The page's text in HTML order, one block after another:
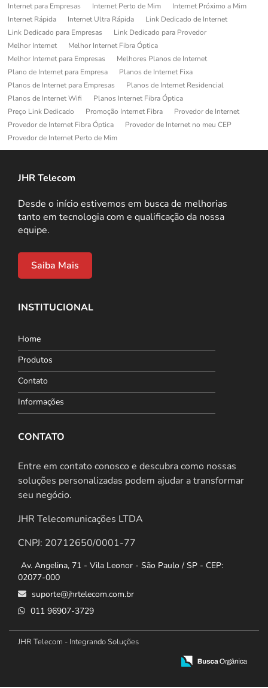
Internet para Empresas
Internet Perto de Mim
Internet Próximo a Mim
Internet Rápida
Internet Ultra Rápida
Link Dedicado de Internet
Link Dedicado para Empresas
Link Dedicado para Provedor
Melhor Internet
Melhor Internet Fibra Óptica
Melhor Internet para Empresas
Melhores Planos de Internet
Plano de Internet para Empresa
Planos de Internet Fixa
Planos de Internet para Empresas
Planos de Internet Residencial
Planos de Internet Wifi
Planos Internet Fibra Óptica
Preço Link Dedicado
Promoção Internet Fibra
Provedor de Internet
Provedor de Internet Fibra Óptica
Provedor de Internet no meu CEP
Provedor de Internet Perto de Mim
JHR Telecom
Desde o início estivemos em busca de melhorias
tanto em tecnologia com e qualificação da nossa
equipe.
Saiba Mais
INSTITUCIONAL
Home
Produtos
Contato
Informações
CONTATO
Entre em contato conosco e descubra como nossas
soluções personalizadas podem ajudar a transformar
seu negócio.
JHR Telecomunicações LTDA
CNPJ: 20712650/0001-77
Av. Angelina, 71 - Vila Leonor - São Paulo / SP - CEP:
02077-000
suporte@jhrtelecom.com.br
011 96907-3729
JHR Telecom - Integrando Soluções